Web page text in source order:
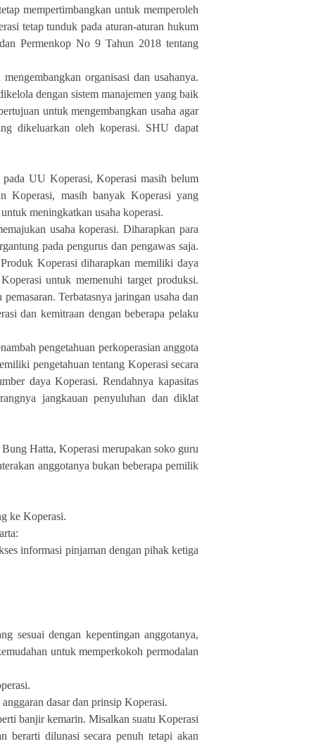
mempertimbangkan untuk memperoleh
tetap tunduk pada aturan-aturan hukum
Permenkop No 9 Tahun 2018 tentang
organisasi dan usahanya.
dengan sistem manajemen yang baik
untuk mengembangkan usaha agar
dikeluarkan oleh koperasi. SHU dapat
UU Koperasi, Koperasi masih belum
Koperasi, masih banyak Koperasi yang
meningkatkan usaha koperasi.
usaha koperasi. Diharapkan para
pada pengurus dan pengawas saja.
Koperasi diharapkan memiliki daya
untuk memenuhi target produksi.
Terbatasnya jaringan usaha dan
dan kemitraan dengan beberapa pelaku
pengetahuan perkoperasian anggota
pengetahuan tentang Koperasi secara
daya Koperasi. Rendahnya kapasitas
jangkauan penyuluhan dan diklat
Hatta, Koperasi merupakan soko guru
anggotanya bukan beberapa pemilik
ke Koperasi.
informasi pinjaman dengan pihak ketiga
sesuai dengan kepentingan anggotanya,
untuk memperkokoh permodalan
dasar dan prinsip Koperasi.
banjir kemarin. Misalkan suatu Koperasi
berarti dilunasi secara penuh tetapi akan